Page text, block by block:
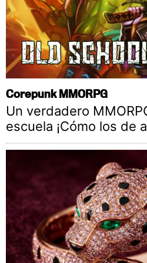
Corepunk MMORPG
Un verdadero
escuela ¡Cómo los de